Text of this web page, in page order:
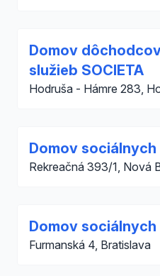
Domov
služieb SOCIETA
Hodruša - Hámre 283,
Domov
Rekreačná 393/1, Nová
Domov
Furmanská 4, Bratislava